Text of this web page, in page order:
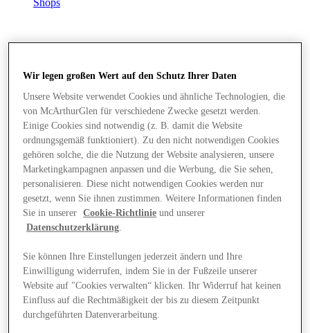
Angebote
Wir legen großen Wert auf den Schutz Ihrer Daten
Unsere Website verwendet Cookies und ähnliche Technologien, die
von McArthurGlen für verschiedene Zwecke gesetzt werden.
Einige Cookies sind notwendig (z. B. damit die Website
ordnungsgemäß funktioniert). Zu den nicht notwendigen Cookies
gehören solche, die die Nutzung der Website analysieren, unsere
Marketingkampagnen anpassen und die Werbung, die Sie sehen,
personalisieren. Diese nicht notwendigen Cookies werden nur
gesetzt, wenn Sie ihnen zustimmen. Weitere Informationen finden
Sie in unserer
Cookie-Richtlinie und unserer
Datenschutzerklärung
Sie können Ihre Einstellungen jederzeit ändern und Ihre
Einwilligung widerrufen, indem Sie in der Fußzeile unserer
Website auf "Cookies verwalten“ klicken. Ihr Widerruf hat keinen
Einfluss auf die Rechtmäßigkeit der bis zu diesem Zeitpunkt
durchgeführten Datenverarbeitung.